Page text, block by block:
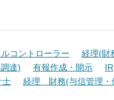
コントローラー 経理(財
達) 有報作成・開示 IR
士 経理 財務(与信管理・